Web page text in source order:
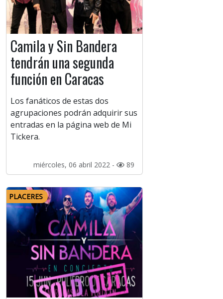
Camila y Sin Bandera
tendrán una segunda
función en Caracas
Los fanáticos de estas dos
agrupaciones podrán adquirir sus
entradas en la página web de Mi
Tickera.
miércoles, 06 abril 2022 - 89
PLACERES